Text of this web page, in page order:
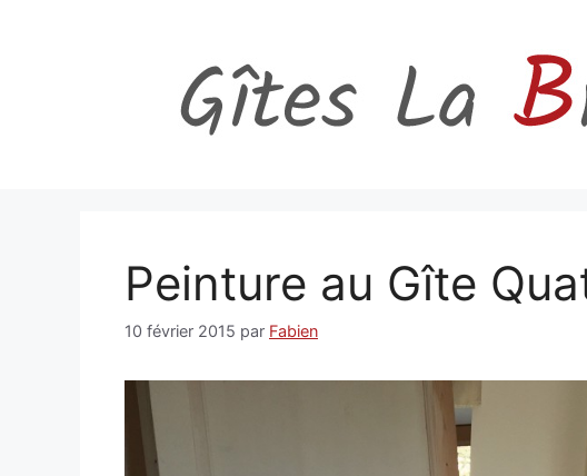
Peinture au Gîte
10 février 2015 par Fabien